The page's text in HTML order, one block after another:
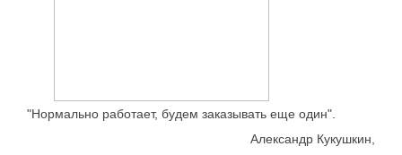
"Нормально работает, будем заказывать еще один".
Александр Кукушкин,